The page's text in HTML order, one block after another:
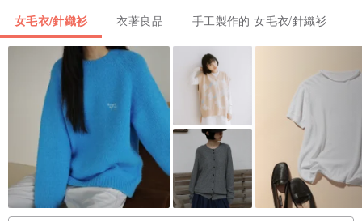
女毛衣/針織衫 衣著良品 手工製作的 女毛衣/針織衫